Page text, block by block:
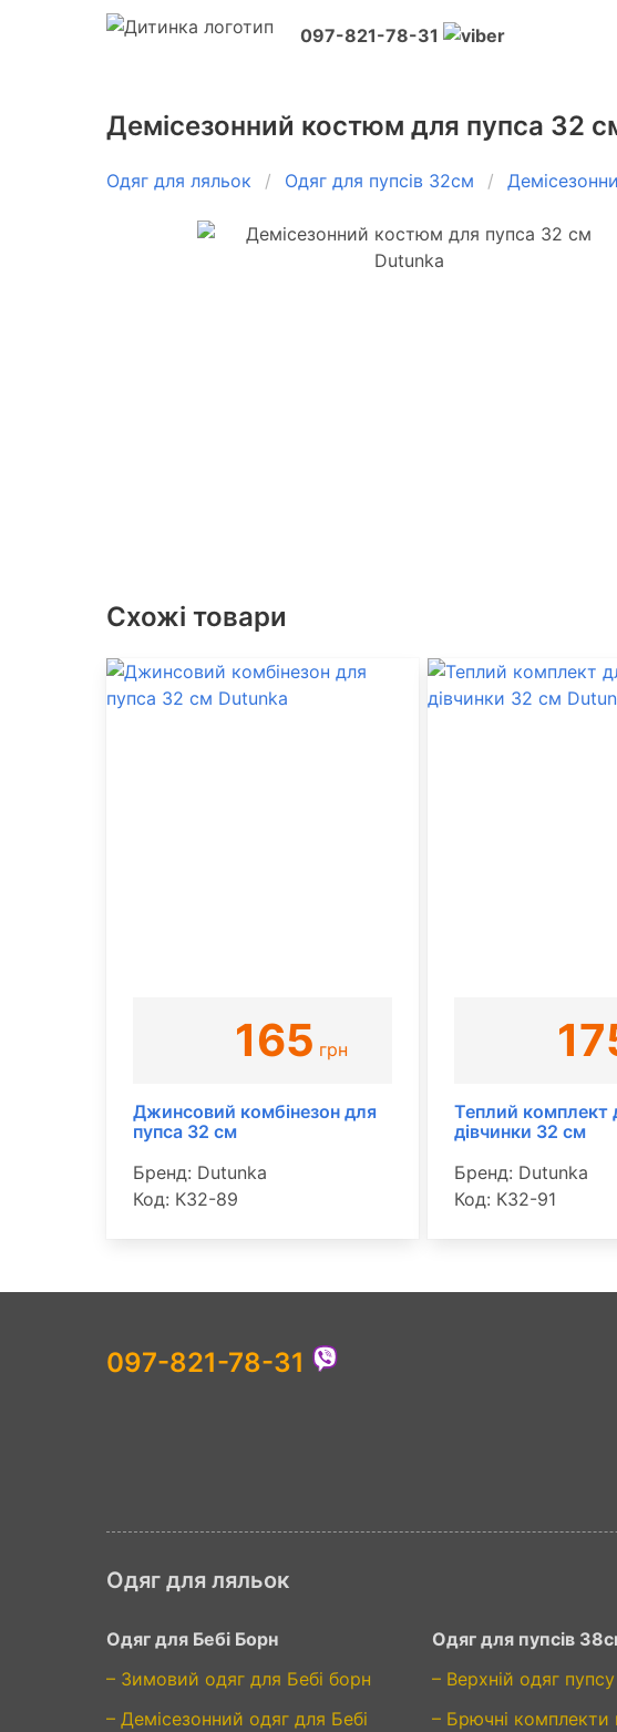
097-821-78-31
Демісезонний костюм для пупса 32
Одяг для ляльок Одяг для пупсів 32см
Схожі товари
165 грн
Джинсовий комбінезон для
пупса 32 см
Бренд: Dutunka
Код: К32-89
Теплий комплект
дівчинки 32 см
Бренд: Dutunka
Код: К32-91
097-821-78-31
Одяг для ляльок
Одяг для Бебі Борн
– Зимовий одяг для Бебі борн
– Демісезонний одяг для Бебі
Одяг для пупсів
– Верхній одяг
– Брючні комплекти